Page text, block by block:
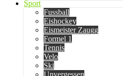
Sport
Fussball
Eishockey
Eismeister Zaugg
Formel 1
Tennis
Velo
Ski
Unvergessen